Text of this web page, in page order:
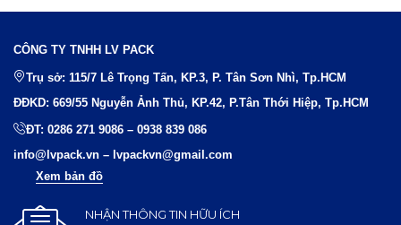
CÔNG TY TNHH LV PACK
Trụ sở: 115/7 Lê Trọng Tấn, KP.3, P. Tân Sơn Nhì, Tp.HCM
ĐĐKD: 669/55 Nguyễn Ảnh Thủ, KP.42, P.Tân Thới Hiệp, Tp.HCM
ĐT: 0286 271 9086 – 0938 839 086
info@lvpack.vn – lvpackvn@gmail.com
Xem bản đồ
NHẬN THÔNG TIN HỮU ÍCH